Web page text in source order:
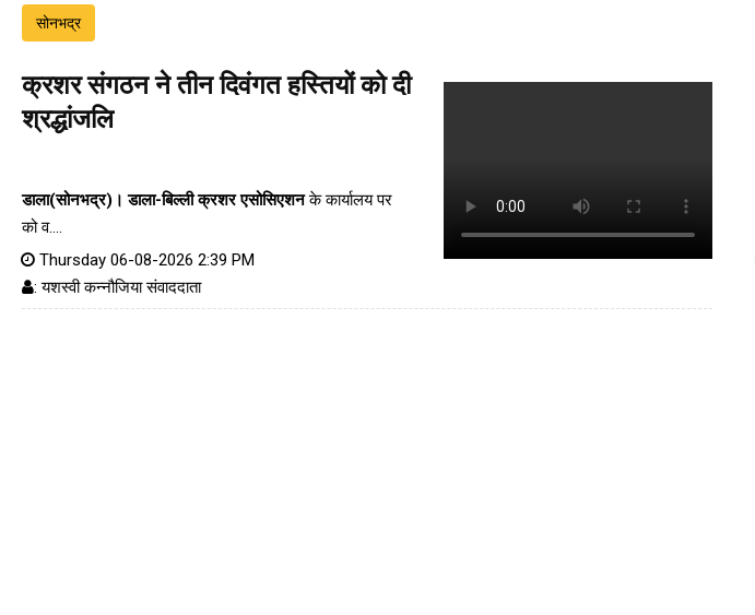
सोनभद्र
क्रशर संगठन ने तीन दिवंगत हस्तियों को दी
श्रद्धांजलि
डाला(सोनभद्र)। डाला-बिल्ली क्रशर एसोसिएशनके कार्यालय पर
को व....
Thursday 06-08-2026 2:39 PM
: यशस्वी कन्नौजिया संवाददाता